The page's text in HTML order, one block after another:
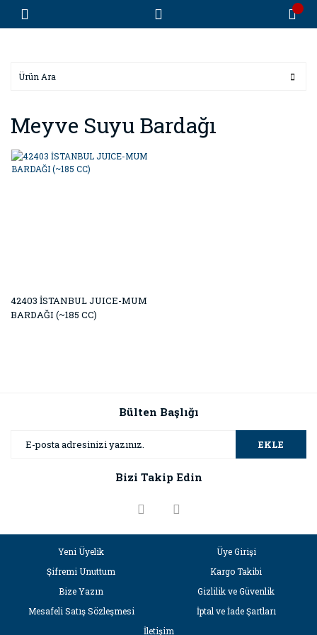
Meyve Suyu Bardağı
42403 İSTANBUL JUICE-MUM
BARDAĞI (~185 CC)
Bülten Başlığı
EKLE
Bizi Takip Edin
Yeni Üyelik
Üye Girişi
Şifremi Unuttum
Kargo Takibi
Bize Yazın
Gizlilik ve Güvenlik
Mesafeli Satış Sözleşmesi
İptal ve İade Şartları
İletişim